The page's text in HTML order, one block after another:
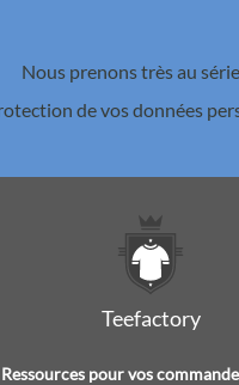
Nous prenons très au
de vos données
Teefactory
Ressources pour vos